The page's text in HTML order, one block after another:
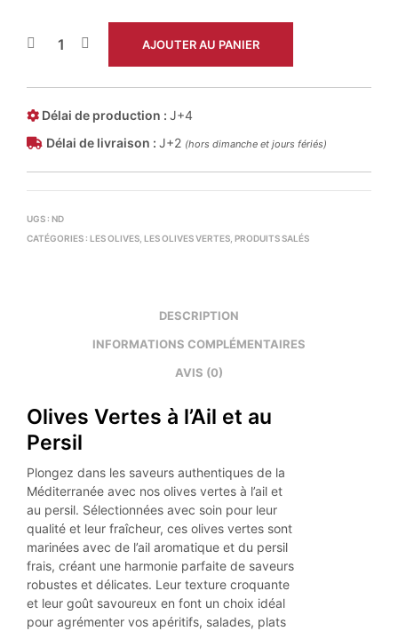
AJOUTER AU PANIER
Délai de production : J+4
Délai de livraison : J+2 (hors dimanche et jours fériés)
UGS : ND
CATÉGORIES : LES OLIVES LES OLIVES VERTES PRODUITS SALÉS
DESCRIPTION
INFORMATIONS COMPLÉMENTAIRES
AVIS (0)
Olives Vertes à l’Ail et au
Persil
Plongez dans les saveurs authentiques de la
Méditerranée avec nos olives vertes à l’ail et
au persil. Sélectionnées avec soin pour leur
qualité et leur fraîcheur, ces olives vertes sont
marinées avec de l’ail aromatique et du persil
frais, créant une harmonie parfaite de saveurs
robustes et délicates. Leur texture croquante
et leur goût savoureux en font un choix idéal
pour agrémenter vos apéritifs, salades, plats